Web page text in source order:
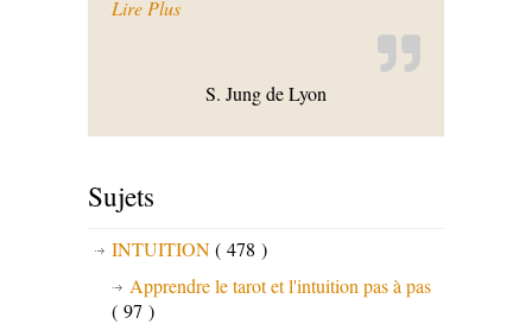
Lire Plus« J’ai compris que l’intuition est un mode de
S. Jung de Lyon
Sujets
INTUITION( 478 )
Apprendre le tarot et l'intuition pas à pas
( 97 )